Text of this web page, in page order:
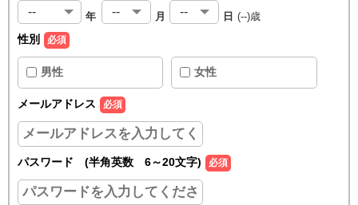
年 月 日 (--)歳
性別 必須
男性 女性
メールアドレス 必須
パスワード (半角英数 6～20文字) 必須